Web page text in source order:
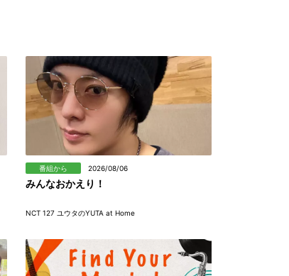
番組から 2026/08/06
みんなおかえり！
NCT 127 ユウタのYUTA at Home